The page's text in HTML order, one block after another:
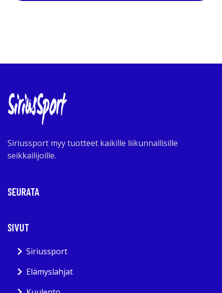
Siriussport myy tuotteet kaikille liikunnallisille
seikkailijoille.
SEURATA
SIVUT
Siriussport
Elämyslahjat